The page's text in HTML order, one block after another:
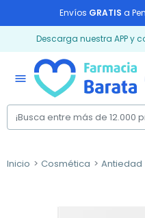
Envíos GRATIS a
Descarga nuestra APP y
menu
Inicio Cosmética Antiedad